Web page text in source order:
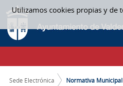
Utilizamos cookies propias y de
Saltar al contenido
NORMATIVA MUNICIPAL
CAMINO DE MIGAS
Sede Electrónica Normativa Municipal